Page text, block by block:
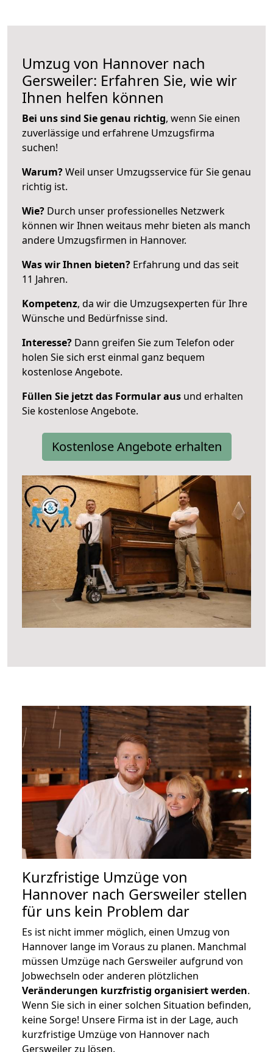
Umzug von Hannover nach
Gersweiler: Erfahren Sie, wie wir
Ihnen helfen können
Bei uns sind Sie genau richtig, wenn Sie einen
zuverlässige und erfahrene Umzugsfirma
suchen!
Warum?Weil unser Umzugsservice für Sie genau
richtig ist.
Wie? Durch unser professionelles Netzwerk
können wir Ihnen weitaus mehr bieten als manch
andere Umzugsfirmen in Hannover.
Was wir Ihnen bieten? Erfahrung und das seit
11 Jahren.
Kompetenz, da wir die Umzugsexperten für Ihre
Wünsche und Bedürfnisse sind.
Interesse? Dann greifen Sie zum Telefon oder
holen Sie sich erst einmal ganz bequem
kostenlose Angebote.
Füllen Sie jetzt das Formular aus und erhalten
Sie kostenlose Angebote.
Kostenlose Angebote erhalten
Kurzfristige Umzüge von
Hannover nach Gersweiler stellen
für uns kein Problem dar
Es ist nicht immer möglich, einen Umzug von
Hannover lange im Voraus zu planen. Manchmal
müssen Umzüge nach Gersweiler aufgrund von
Jobwechseln oder anderen plötzlichen
Veränderungen kurzfristig organisiert werden.
Wenn Sie sich in einer solchen Situation befinden,
keine Sorge! Unsere Firma ist in der Lage, auch
kurzfristige Umzüge von Hannover nach
Gersweiler zu lösen.